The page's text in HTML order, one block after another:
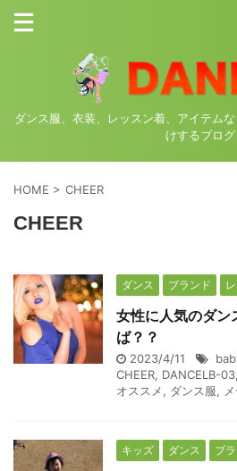
ダンス服、衣装、レッスン着、アイテム
けするブログ
HOME > CHEER
CHEER
ダンス ブランド
女性に人気のダン
ば？？
2023/4/11
CHEER, DANCELB-03,
オススメ, ダンス服,
キッズ ダンス ブ